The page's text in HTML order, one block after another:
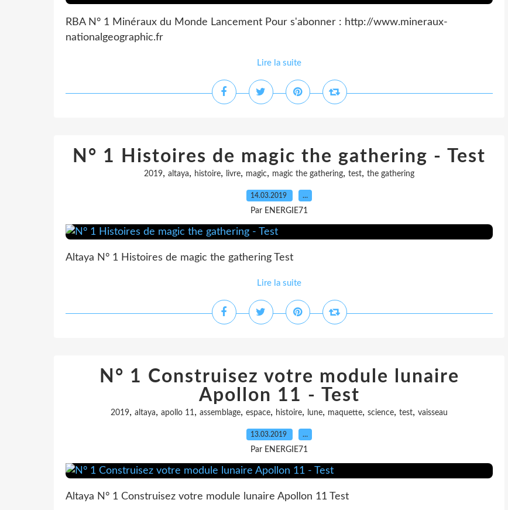
RBA N° 1 Minéraux du Monde Lancement Pour s'abonner : http://www.mineraux-
nationalgeographic.fr
Lire la suite
N° 1 Histoires de magic the gathering - Test
2019, altaya, histoire, livre, magic, magic the gathering, test, the gathering
14.03.2019 …
Par ENERGIE71
Altaya N° 1 Histoires de magic the gathering Test
Lire la suite
N° 1 Construisez votre module lunaire
Apollon 11 - Test
2019, altaya, apollo 11, assemblage, espace, histoire, lune, maquette, science, test, vaisseau
13.03.2019 …
Par ENERGIE71
Altaya N° 1 Construisez votre module lunaire Apollon 11 Test